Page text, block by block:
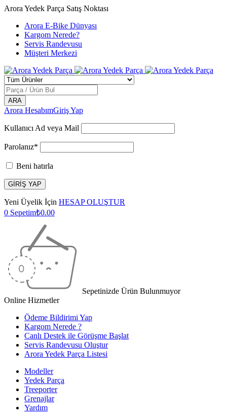
Arora Yedek Parça Satış Noktası
Arora E-Bike Dünyası
Kargom Nerede?
Servis Randevusu
Müşteri Merkezi
Arora HesabımGiriş Yap
Kullanıcı Ad veya Mail
Parolanız*
Beni hatırla
Yeni Üyelik İçin HESAP OLUŞTUR
0 Sepetim₺0.00
Sepetinizde Ürün Bulunmuyor
Online Hizmetler
Ödeme Bildirimi Yap
Kargom Nerede ?
Canlı Destek ile Görüşme Başlat
Servis Randevusu Oluştur
Arora Yedek Parça Listesi
Modeller
Yedek Parça
Treeporter
Grenajlar
Yardım